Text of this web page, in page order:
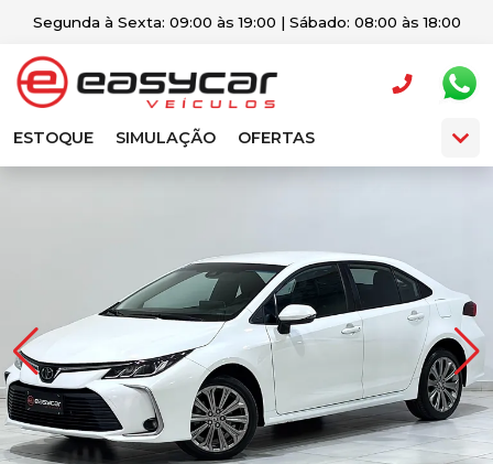
Segunda à Sexta: 09:00 às 19:00 | Sábado: 08:00 às 18:00
ESTOQUE SIMULAÇÃO OFERTAS